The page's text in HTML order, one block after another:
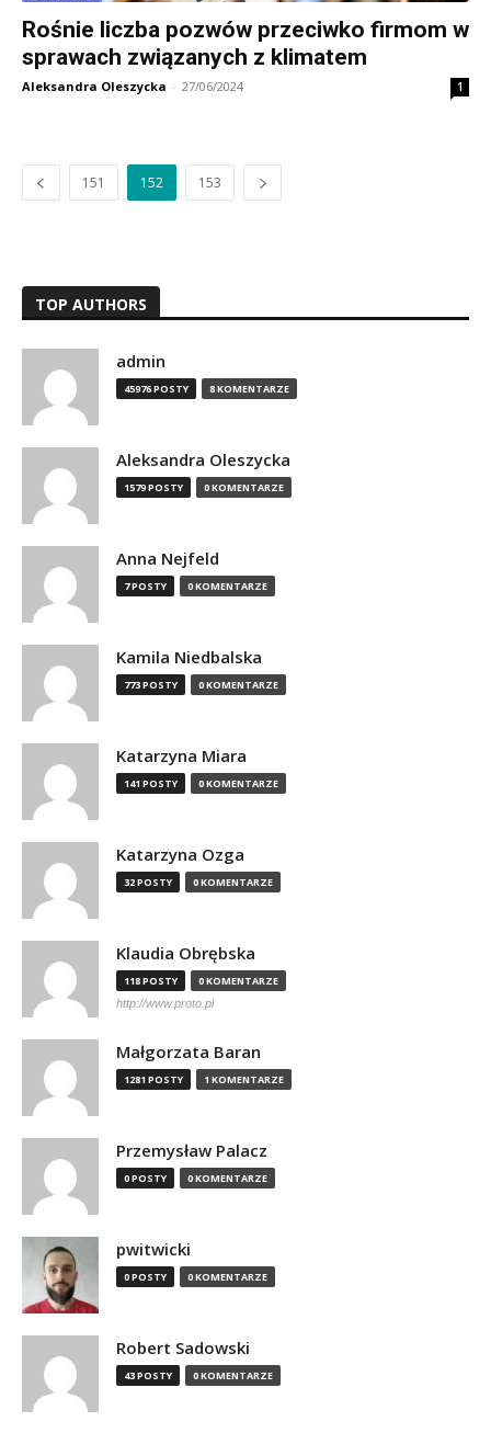
Rośnie liczba pozwów przeciwko firmom w
sprawach związanych z klimatem
Aleksandra Oleszycka - 27/06/2024 1
151 152 153
TOP AUTHORS
admin
45976 POSTY 8 KOMENTARZE
Aleksandra Oleszycka
1579 POSTY 0 KOMENTARZE
Anna Nejfeld
7 POSTY 0 KOMENTARZE
Kamila Niedbalska
773 POSTY 0 KOMENTARZE
Katarzyna Miara
141 POSTY 0 KOMENTARZE
Katarzyna Ozga
32 POSTY 0 KOMENTARZE
Klaudia Obrębska
118 POSTY 0 KOMENTARZE
http://www.proto.pl
Małgorzata Baran
1281 POSTY 1 KOMENTARZE
Przemysław Palacz
0 POSTY 0 KOMENTARZE
pwitwicki
0 POSTY 0 KOMENTARZE
Robert Sadowski
43 POSTY 0 KOMENTARZE